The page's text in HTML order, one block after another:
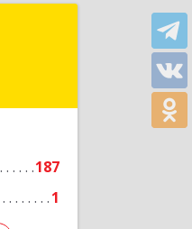
187
1
г,